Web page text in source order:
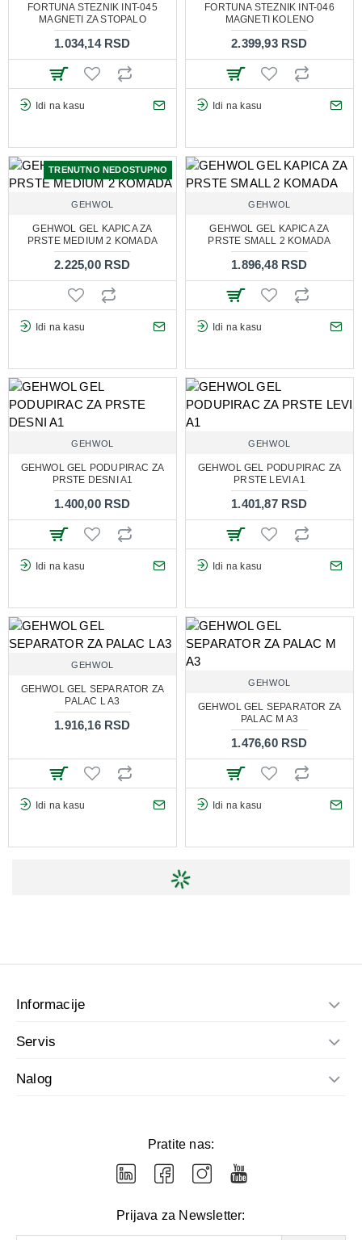
FORTUNA STEZNIK INT-045
MAGNETI ZA STOPALO
1.034,14 RSD
Idi na kasu
FORTUNA STEZNIK INT-046
MAGNETI KOLENO
2.399,93 RSD
Idi na kasu
TRENUTNO NEDOSTUPNO
GEHWOL
GEHWOL GEL KAPICA ZA
PRSTE MEDIUM 2 KOMADA
2.225,00 RSD
Idi na kasu
GEHWOL
GEHWOL GEL KAPICA ZA
PRSTE SMALL 2 KOMADA
1.896,48 RSD
Idi na kasu
GEHWOL
GEHWOL GEL PODUPIRAC ZA
PRSTE DESNI A1
1.400,00 RSD
Idi na kasu
GEHWOL
GEHWOL GEL PODUPIRAC ZA
PRSTE LEVI A1
1.401,87 RSD
Idi na kasu
GEHWOL
GEHWOL GEL SEPARATOR ZA
PALAC L A3
1.916,16 RSD
Idi na kasu
GEHWOL
GEHWOL GEL SEPARATOR ZA
PALAC M A3
1.476,60 RSD
Idi na kasu
Informacije
Servis
Nalog
Pratite nas:
Prijava za Newsletter: